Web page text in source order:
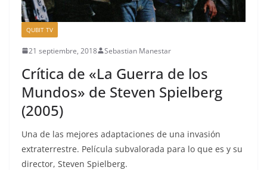
QUBIT TV
21 septiembre, 2018 Sebastian Manestar
Crítica de «La Guerra de los
Mundos» de Steven Spielberg
(2005)
Una de las mejores adaptaciones de una invasión
extraterrestre. Película subvalorada para lo que es y su
director, Steven Spielberg.